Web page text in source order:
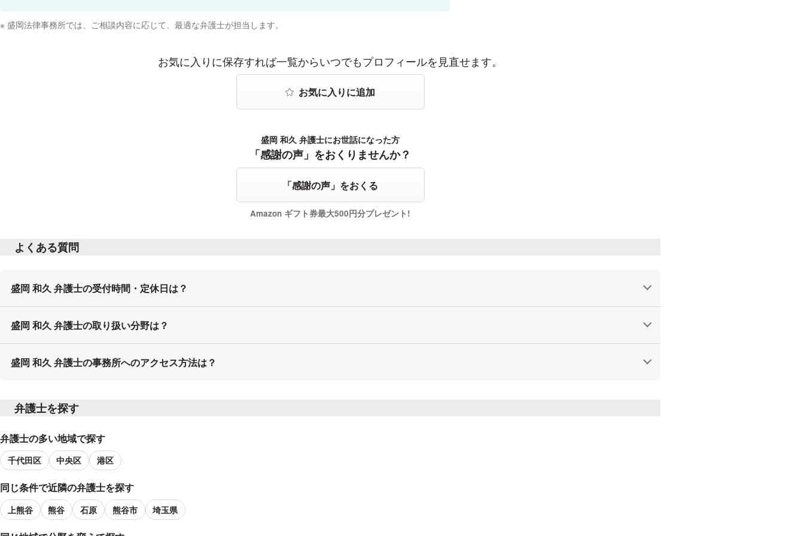
盛岡法律事務所では、ご相談内容に応じて、最適な弁護士が担当します。
お気に入りに保存すれば一覧からいつでもプロフィールを見直せます。
盛岡 和久 弁護士にお世話になった方
「感謝の声」をおくりませんか？
「感謝の声」をおくる
Amazon ギフト券最大500円分プレゼント!
よくある質問
盛岡 和久 弁護士の受付時間・定休日は？
盛岡 和久 弁護士の取り扱い分野は？
盛岡 和久 弁護士の事務所へのアクセス方法は？
弁護士を探す
弁護士の多い地域で探す
千代田区 中央区 港区
同じ条件で近隣の弁護士を探す
上熊谷 熊谷 石原 熊谷市 埼玉県